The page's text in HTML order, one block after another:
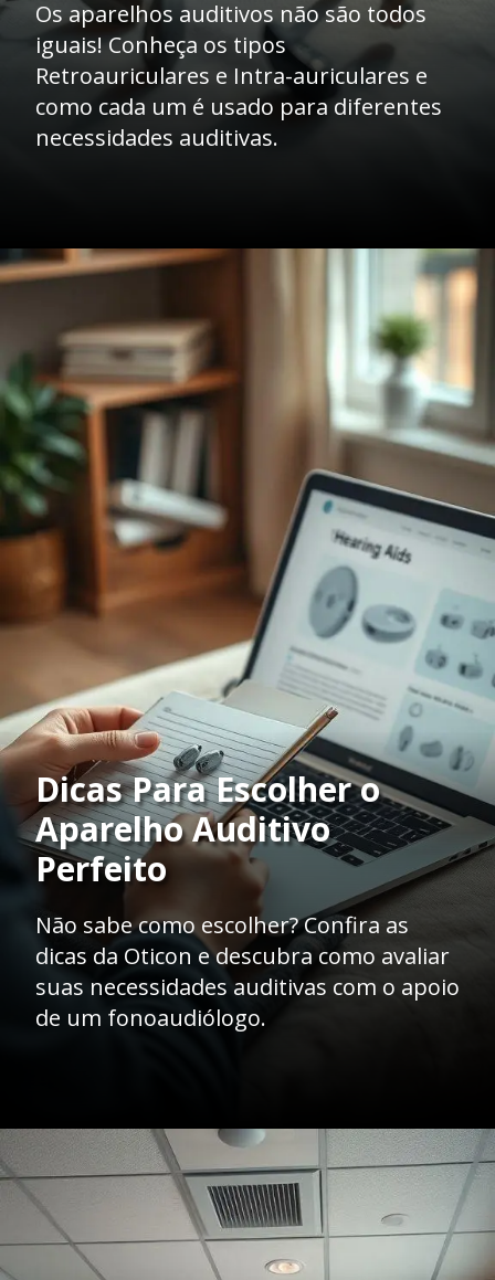
Os aparelhos auditivos não são todos
iguais! Conheça os tipos
Retroauriculares e Intra-auriculares e
como cada um é usado para diferentes
necessidades auditivas.
Opening https://clinicaaudiovitta.com.br/desvendando-os-aparelhos-auditivos-tipos-tecnologias-e-como-escolher-o-ideal/
Dicas Para Escolher o
Aparelho Auditivo
Perfeito
Não sabe como escolher? Confira as
dicas da Oticon e descubra como avaliar
suas necessidades auditivas com o apoio
de um fonoaudiólogo.
https://clinicaaudiovitta.com.br/desvendando-os-aparelhos-auditivos-tipos-tecnologias-e-como-escolher-o-ideal/